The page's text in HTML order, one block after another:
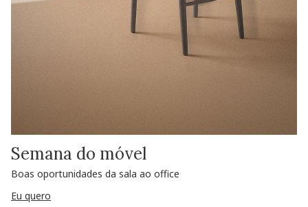
Semana do móvel
Boas oportunidades da sala ao office
Eu quero